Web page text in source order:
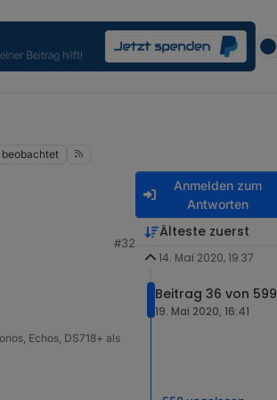
beobachtet
#32
Echos, DS718+ als
Anmelden zum
Antworten
Älteste zuerst
14. Mai 2020, 19:37
Beitrag 36 von 599
19. Mai 2020, 16:41